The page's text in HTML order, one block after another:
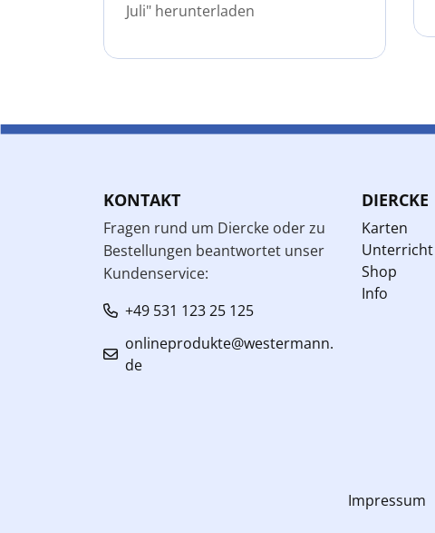
Juli" herunterladen
KONTAKT
Fragen rund um Diercke oder zu
Bestellungen beantwortet unser
Kundenservice:
+49 531 123 25 125
onlineprodukte@westermann.
de
DIERCKE
Karten
Unterricht
Shop
Info
Impressum